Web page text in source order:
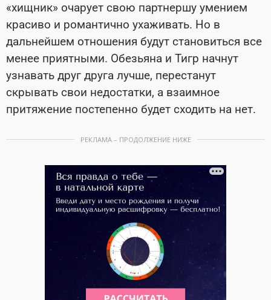
«хищник» очарует свою партнершу умением
красиво и романтично ухаживать. Но в
дальнейшем отношения будут становиться все
менее приятными. Обезьяна и Тигр начнут
узнавать друг друга лучше, перестанут
скрывать свои недостатки, а взаимное
притяжение постепенно будет сходить на нет.
РЕКЛАМА – ПРОДОЛЖЕНИЕ НИЖЕ